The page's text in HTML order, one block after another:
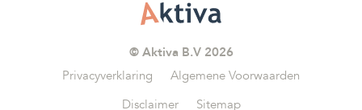
© Aktiva B.V 2026
Privacyverklaring
Algemene Voorwaarden
Disclaimer
Sitemap